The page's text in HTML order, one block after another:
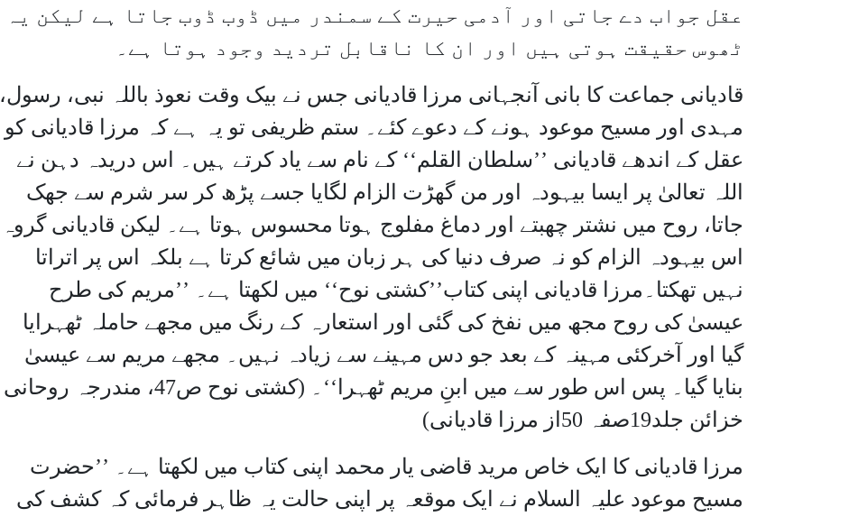
عقل جواب دے جاتی اور آدمی حیرت کے سمندر میں ڈوب ڈوب جاتا ہے لیکن یہ
ٹھوس حقیقت ہوتی ہیں اور ان کا ناقابل تردید وجود ہوتا ہے۔
قادیانی جماعت کا بانی آنجہانی مرزا قادیانی جس نے بیک وقت نعوذ باللہ نبی، رسول،
مہدی اور مسیح موعود ہونے کے دعوے کئے۔ ستم ظریفی تو یہ ہے کہ مرزا قادیانی کو
عقل کے اندھے قادیانی ’’سلطان القلم‘‘ کے نام سے یاد کرتے ہیں۔ اس دریدہ دہن نے
اللہ تعالیٰ پر ایسا بیہودہ اور من گھڑت الزام لگایا جسے پڑھ کر سر شرم سے جھک
جاتا، روح میں نشتر چھبتے اور دماغ مفلوج ہوتا محسوس ہوتا ہے۔ لیکن قادیانی گروہ
اس بیہودہ الزام کو نہ صرف دنیا کی ہر زبان میں شائع کرتا ہے بلکہ اس پر اتراتا
نہیں تھکتا۔مرزا قادیانی اپنی کتاب’’کشتی نوح‘‘ میں لکھتا ہے۔ ’’مریم کی طرح
عیسیٰ کی روح مجھ میں نفخ کی گئی اور استعارہ کے رنگ میں مجھے حاملہ ٹھہرایا
گیا اور آخرکئی مہینہ کے بعد جو دس مہینے سے زیادہ نہیں۔ مجھے مریم سے عیسیٰ
بنایا گیا۔ پس اس طور سے میں ابنِ مریم ٹھہرا‘‘۔ (کشتی نوح ص47، مندرجہ روحانی
خزائن جلد19صفہ 50از مرزا قادیانی)
مرزا قادیانی کا ایک خاص مرید قاضی یار محمد اپنی کتاب میں لکھتا ہے۔ ’’حضرت
مسیح موعود علیہ السلام نے ایک موقعہ پر اپنی حالت یہ ظاہر فرمائی کہ کشف کی